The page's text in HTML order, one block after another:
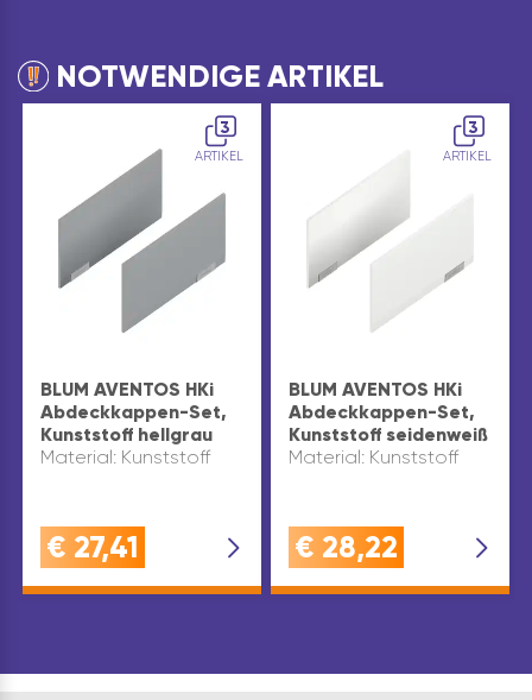
NOTWENDIGE ARTIKEL
3
ARTIKEL
BLUM AVENTOS HKi
Abdeckkappen-Set,
Kunststoff hellgrau
Material: Kunststoff
€ 27,41
3
ARTIKEL
BLUM AVENTOS HKi
Abdeckkappen-Set,
Kunststoff seidenweiß
Material: Kunststoff
€ 28,22